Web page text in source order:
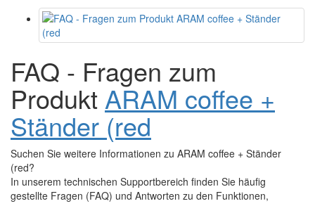
FAQ - Fragen zum
Produkt ARAM coffee +
Ständer (red
Suchen Sie weitere Informationen zu ARAM coffee + Ständer
(red?
In unserem technischen Supportbereich finden Sie häufig
gestellte Fragen (FAQ) und Antworten zu den Funktionen,